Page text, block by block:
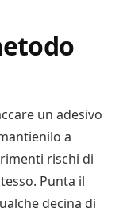
un adesivo
a
rischi di
Punta il
decina di